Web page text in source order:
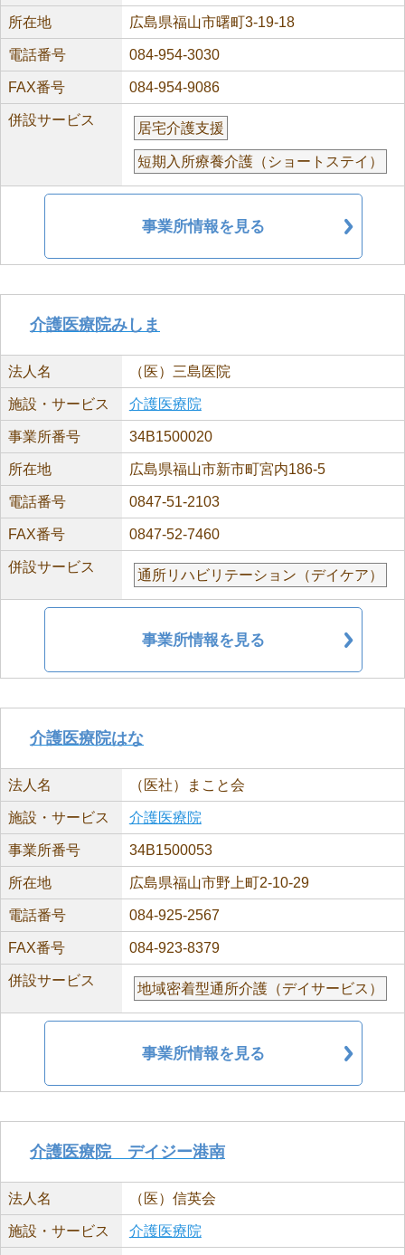
所在地 広島県福山市曙町3-19-18
電話番号 084-954-3030
FAX番号 084-954-9086
併設サービス
居宅介護支援
短期入所療養介護（ショートステイ）
事業所情報を見る
介護医療院みしま
法人名 （医）三島医院
施設・サービス 介護医療院
事業所番号 34B1500020
所在地 広島県福山市新市町宮内186-5
電話番号 0847-51-2103
FAX番号 0847-52-7460
併設サービス
通所リハビリテーション（デイケア）
事業所情報を見る
介護医療院はな
法人名 （医社）まこと会
施設・サービス 介護医療院
事業所番号 34B1500053
所在地 広島県福山市野上町2-10-29
電話番号 084-925-2567
FAX番号 084-923-8379
併設サービス
地域密着型通所介護（デイサービス）
事業所情報を見る
介護医療院 デイジー港南
法人名 （医）信英会
施設・サービス 介護医療院